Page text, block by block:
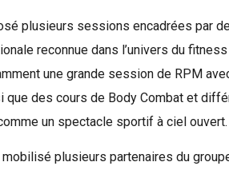
plusieurs sessions encadrées par
reconnue dans l’univers du
une grande session de RPM
que des cours de Body Combat et
un spectacle sportif à ciel ouvert.
mobilisé plusieurs partenaires du